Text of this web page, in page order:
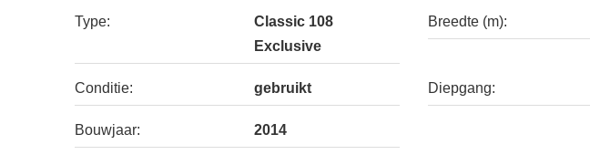
Type:
Classic 108
Exclusive
Breedte (m):
Conditie: gebruikt Diepgang:
Bouwjaar: 2014